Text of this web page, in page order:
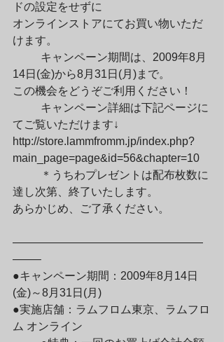
ドの設定をせずに
オンラインストアにてお買い物いただ
けます。
14日(金)から8月31日(月)まで。
この機会をどうぞご利用ください！
てご覧いただけます↓
http://store.lammfromm.jp/index.php?
main_page=page&id=56&chapter=10
達し次第、終了いたします。
あらかじめ、ご了承ください。
—————————————————
——–
●キャンペーン期間：2009年8月14日
(金)～8月31日(月)
●実施店舗：ラムフロム東京、ラムフロ
ム オンライン